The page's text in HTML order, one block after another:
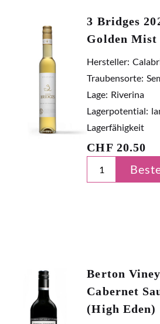
3 Bridges
Golden Mist
Hersteller:
Traubensorte:
Lage: Riverina
Lagerpotential:
Lagerfähigkeit
CHF 20.50
Berton
Cabernet
(High Eden)